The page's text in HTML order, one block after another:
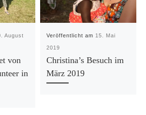
August
von
in
Veröffentlicht am 15. Mai
2019
Christina’s Besuch im
März 2019